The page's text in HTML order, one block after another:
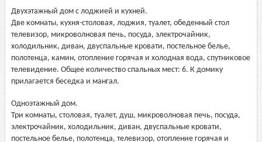
Двухэтажный дом с лоджией и кухней.
Две комнаты, кухня-столовая, лоджия, туалет, обеденный стол
телевизор, микроволновая печь, посуда, электрочайник,
холодильник, диван, двуспальные кровати, постельное белье,
полотенца, камин, отопление горячая и холодная вода, спутниковое
телевидение. Общее количество спальных мест: 6. К домику
прилагается беседка и мангал.
Одноэтажный дом.
Три комнаты, столовая, туалет, душ, микроволновая печь, посуда,
электрочайник, холодильник, диван, двуспальные кровати,
постельное белье, полотенца, телевизор, отопление горячая и